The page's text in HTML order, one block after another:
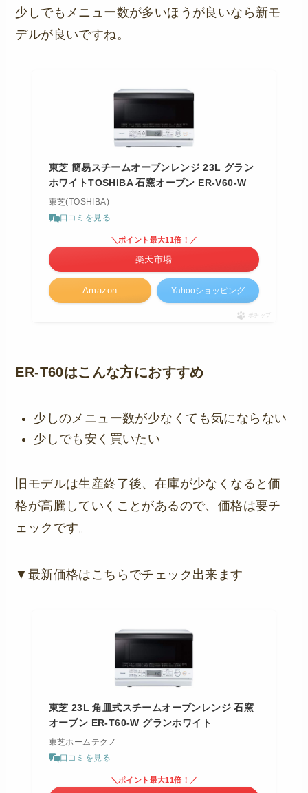
少しでもメニュー数が多いほうが良いなら新モ
デルが良いですね。
東芝 簡易スチームオーブンレンジ 23L グラン
ホワイトTOSHIBA 石窯オーブン ER-V60-W
東芝(TOSHIBA)
口コミを見る
Amazon
＼ポイント最大11倍！／
楽天市場
Yahooショッピング
ポチップ
ER-T60はこんな方におすすめ
少しのメニュー数が少なくても気にならない
少しでも安く買いたい
旧モデルは生産終了後、在庫が少なくなると価
格が高騰していくことがあるので、価格は要チ
ェックです。
▼最新価格はこちらでチェック出来ます
東芝 23L 角皿式スチームオーブンレンジ 石窯
オーブン ER-T60-W グランホワイト
東芝ホームテクノ
口コミを見る
＼ポイント最大11倍！／